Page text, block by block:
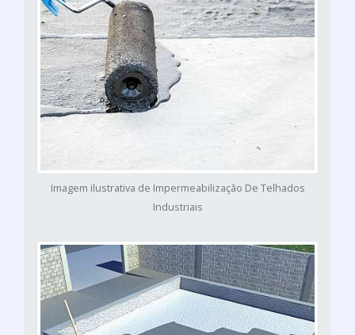
Imagem ilustrativa de Impermeabilização De Telhados
Industriais